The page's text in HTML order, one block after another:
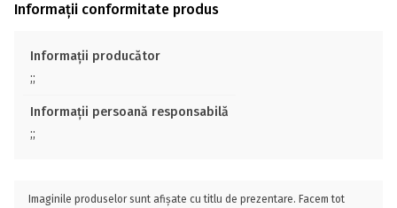
Informații conformitate produs
Informații producător
;;
Informații persoană responsabilă
;;
Imaginile produselor sunt afișate cu titlu de prezentare. Facem tot